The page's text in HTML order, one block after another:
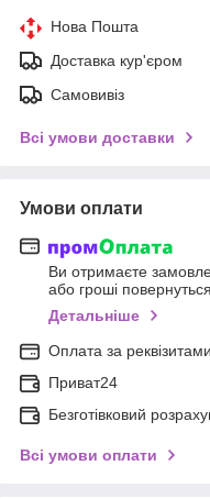
Нова Пошта
Доставка кур'єром
Самовивіз
Всі умови доставки
Умови оплати
Ви отримаєте
або гроші
Детальніше
Оплата за реквізитами
Приват24
Безготівковий
Всі умови оплати